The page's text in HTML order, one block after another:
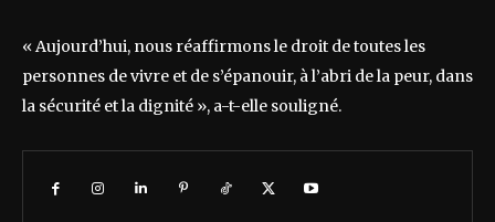
« Aujourd’hui, nous réaffirmons le droit de toutes les
personnes de vivre et de s’épanouir, à l’abri de la peur, dans
la sécurité et la dignité », a-t-elle souligné.